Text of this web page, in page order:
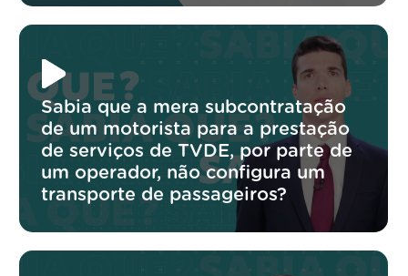
Sabia que a mera subcontratação
de um motorista para a prestação
de serviços de TVDE, por parte de
um operador, não configura um
transporte de passageiros?